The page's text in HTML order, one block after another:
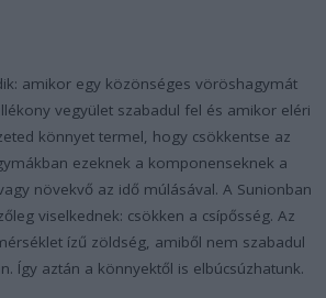
amikor egy közönséges vöröshagymát
vegyület szabadul fel és amikor eléri
könnyet termel, hogy csökkentse az
ezeknek a komponenseknek a
növekvő az idő múlásával. A Sunionban
viselkednek: csökken a csípősség. Az
ízű zöldség, amiből nem szabadul
Így aztán a könnyektől is elbúcsúzhatunk.